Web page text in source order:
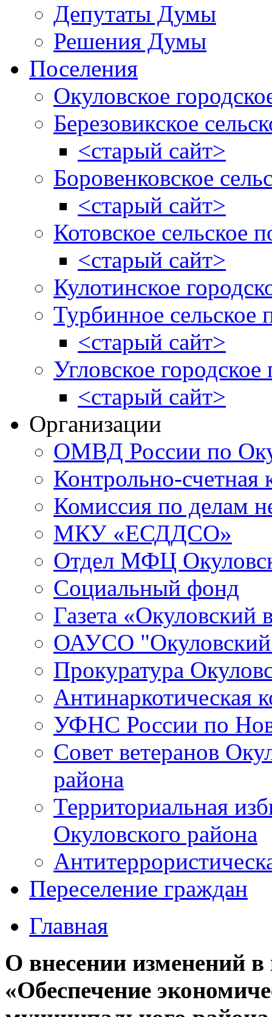
Депутаты Думы
Решения Думы
Поселения
Окуловское
Березовикское
<старый сайт>
Боровенковское
<старый сайт>
Котовское сельское
<старый сайт>
Кулотинское
Турбинное сельское
<старый сайт>
Угловское городское
<старый сайт>
Организации
ОМВД России по
Контрольно-счетная
Комиссия по делам
МКУ «ЕСДДСО»
Отдел МФЦ
Социальный фонд
Газета «Окуловский
ОАУСО
Прокуратура
Антинаркотическая
УФНС России по
Совет ветеранов
района
Территориальная
Окуловского района
Переселение граждан
Главная
О внесении изменений
«Обеспечение